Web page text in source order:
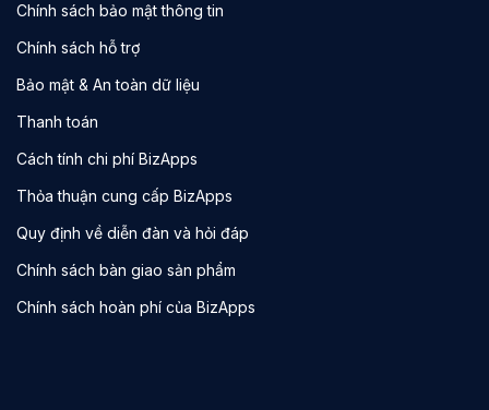
Chính sách bảo mật thông tin
Chính sách hỗ trợ
Bảo mật & An toàn dữ liệu
Thanh toán
Cách tính chi phí BizApps
Thỏa thuận cung cấp BizApps
Quy định về diễn đàn và hỏi đáp
Chính sách bàn giao sản phẩm
Chính sách hoàn phí của BizApps